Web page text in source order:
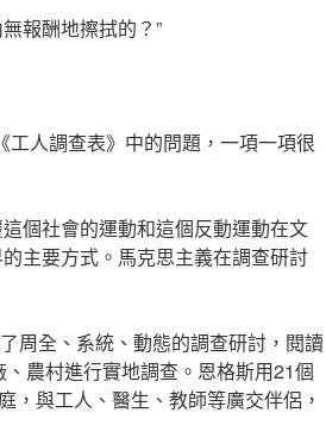
報酬地擦拭的？”
人調查表》中的問題，一項一項很
個社會的運動和這個反動運動在文
主要方式。馬克思主義在調查研討
周全、系統、動態的調查研討，閱讀
農村進行實地調查。恩格斯用21個
，與工人、醫生、教師等廣交伴侶，